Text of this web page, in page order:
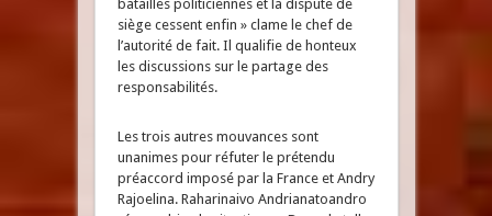
batailles politiciennes et la dispute de
siège cessent enfin » clame le chef de
l’autorité de fait. Il qualifie de honteux
les discussions sur le partage des
responsabilités.
Les trois autres mouvances sont
unanimes pour réfuter le prétendu
préaccord imposé par la France et Andry
Rajoelina. Raharinaivo Andrianatoandro